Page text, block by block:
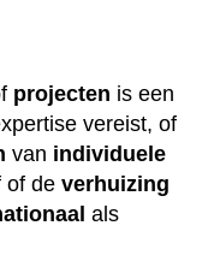
projecten is een
vereist, of
van individuele
of de verhuizing
als